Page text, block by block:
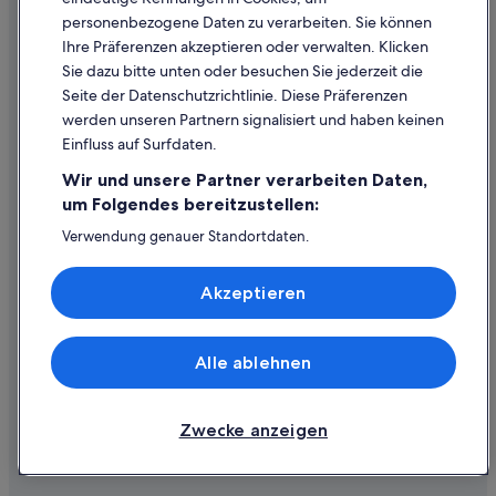
Hotels nahe Weingut Champagne Champion Denis
Hotels nahe Weingut Champagne Perrot-Batteux et Filles
Hotels nahe Weingut Champagne Vallois Ferat
Inhaltsrichtlinien und Melden von Inhalten
Hilfe
Hilfe
Rückerstattungsprozess und Zeitrahmen
Buchen Sie einen Flug mit einer Gutschrift bei der Fluggesellschaft
Internationale Reisedokumente
© 2026 Expedia, Inc., ein Unternehmen der Expedia Group. Alle Rechte
vorbehalten. Expedia und das Expedia-Logo sind Handelsmarken oder
personenbezogene Daten zu verarbeiten. Sie können
Ihre Präferenzen akzeptieren oder verwalten. Klicken
Sie dazu bitte unten oder besuchen Sie jederzeit die
Seite der Datenschutzrichtlinie. Diese Präferenzen
werden unseren Partnern signalisiert und haben keinen
Einfluss auf Surfdaten.
Wir und unsere Partner verarbeiten Daten,
um Folgendes bereitzustellen:
Verwendung genauer Standortdaten.
Speichern von oder Zugriff auf Informationen auf einem
Endgerät. Personalisierte Werbung und Inhalte, Messung
von Werbeleistung und der Performance von Inhalten,
Liste der Partner (Lieferanten)
Zwecke anzeigen
Alle ablehnen
Akzeptieren